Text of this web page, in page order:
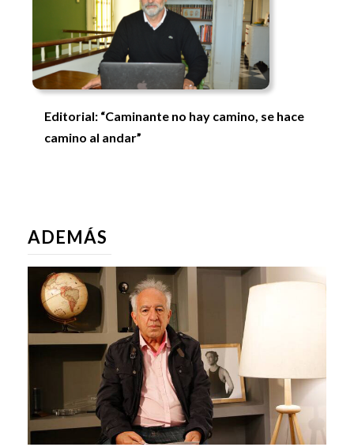
Editorial: “Caminante no hay camino, se hace
camino al andar”
ADEMÁS